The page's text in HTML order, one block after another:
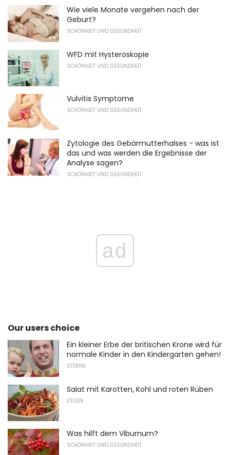
Wie viele Monate vergehen nach der
Geburt?
SCHÖNHEIT UND GESUNDHEIT
WFD mit Hysteroskopie
SCHÖNHEIT UND GESUNDHEIT
Vulvitis Symptome
SCHÖNHEIT UND GESUNDHEIT
Zytologie des Gebärmutterhalses - was ist
das und was werden die Ergebnisse der
Analyse sagen?
SCHÖNHEIT UND GESUNDHEIT
ad
Our users choice
Ein kleiner Erbe der britischen Krone wird für
normale Kinder in den Kindergarten gehen!
STERNE
Salat mit Karotten, Kohl und roten Rüben
ESSEN
Was hilft dem Viburnum?
SCHÖNHEIT UND GESUNDHEIT